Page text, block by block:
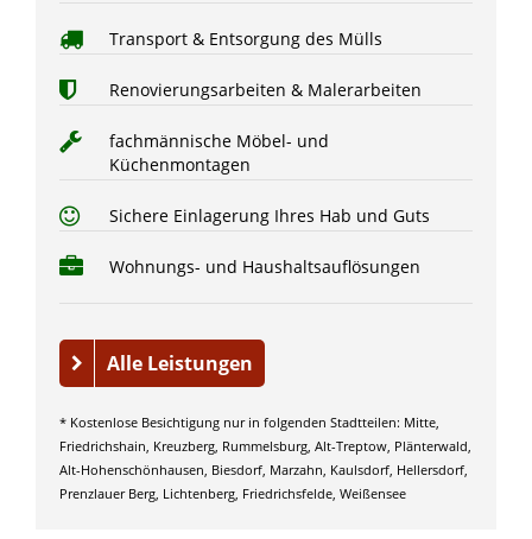
Transport & Entsorgung des Mülls
Renovierungsarbeiten & Malerarbeiten
fachmännische Möbel- und
Küchenmontagen
Sichere Einlagerung Ihres Hab und Guts
Wohnungs- und Haushaltsauflösungen
Alle Leistungen
* Kostenlose Besichtigung nur in folgenden Stadtteilen: Mitte,
Friedrichshain, Kreuzberg, Rummelsburg, Alt-Treptow, Plänterwald,
Alt-Hohenschönhausen, Biesdorf, Marzahn, Kaulsdorf, Hellersdorf,
Prenzlauer Berg, Lichtenberg, Friedrichsfelde, Weißensee